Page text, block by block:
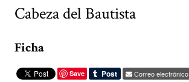
Cabeza del Bautista
Ficha
Save
Correo electrónico